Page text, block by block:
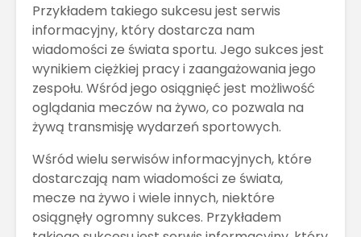
Przykładem takiego sukcesu jest serwis
informacyjny, który dostarcza nam
wiadomości ze świata sportu. Jego sukces jest
wynikiem ciężkiej pracy i zaangażowania jego
zespołu. Wśród jego osiągnięć jest możliwość
oglądania meczów na żywo, co pozwala na
żywą transmisję wydarzeń sportowych.
Wśród wielu serwisów informacyjnych, które
dostarczają nam wiadomości ze świata,
mecze na żywo i wiele innych, niektóre
osiągnęły ogromny sukces. Przykładem